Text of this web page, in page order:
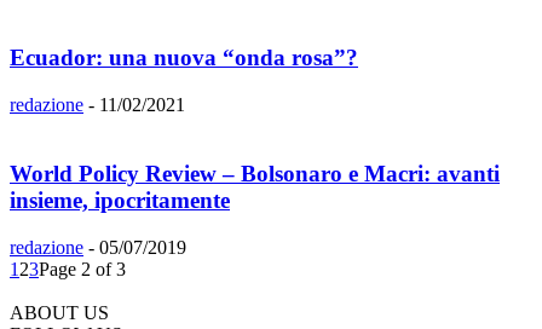
Ecuador: una nuova “onda rosa”?
redazione - 11/02/2021
World Policy Review – Bolsonaro e Macri: avanti
insieme, ipocritamente
redazione - 05/07/2019
1 23Page 2 of 3
ABOUT US